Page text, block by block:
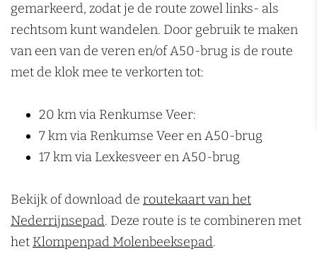
gemarkeerd, zodat je de route zowel links- als
rechtsom kunt wandelen. Door gebruik te maken
van een van de veren en/of A50-brug is de route
met de klok mee te verkorten tot:
20 km via Renkumse Veer:
7 km via Renkumse Veer en A50-brug
17 km via Lexkesveer en A50-brug
Bekijk of download de routekaart van het
Nederrijnsepad. Deze route is te combineren met
het Klompenpad Molenbeeksepad.